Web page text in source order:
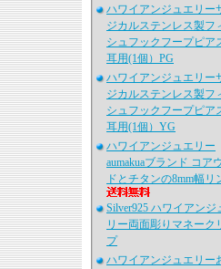
ハワイアンジュエリー
ジカルステンレス製フ
シュフックフープピア
耳用(1個）PG
ハワイアンジュエリー
ジカルステンレス製フ
シュフックフープピア
耳用(1個）YG
ハワイアンジュエリー
aumakuaブランド コア
ドとチタンの8mm幅リ
Silver925 ハワイアンジ
リー両面彫りマネーク
プ
ハワイアンジュエリー